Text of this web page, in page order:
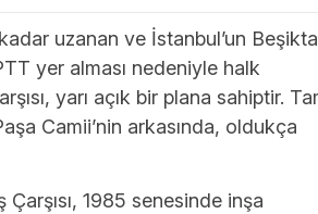
uzanan ve İstanbul’un
yer alması nedeniyle halk
yarı açık bir plana sahiptir.
Camii’nin arkasında, oldukça
1985 senesinde inşa